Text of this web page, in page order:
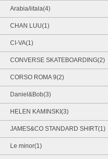
Arabia/iitala(4)
CHAN LUU(1)
CI-VA(1)
CONVERSE SKATEBOARDING(2)
CORSO ROMA 9(2)
Daniel&Bob(3)
HELEN KAMINSKI(3)
JAMES&CO STANDARD SHIRT(1)
Le minor(1)